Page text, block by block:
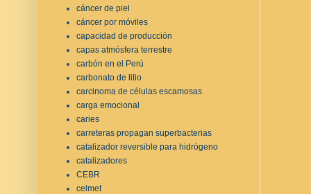
cáncer de piel
cáncer por móviles
capacidad de producción
capas atmósfera terrestre
carbón en el Perú
carbonato de litio
carcinoma de células escamosas
carga emocional
caries
carreteras propagan superbacterias
catalizador reversible para hidrógeno
catalizadores
CEBR
celmet